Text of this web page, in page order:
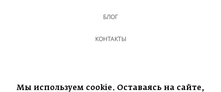
БЛОГ
КОНТАКТЫ
Мы используем cookie. Оставаясь на сайте,